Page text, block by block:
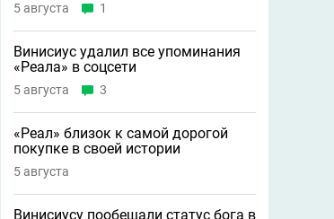
5 августа 1
Винисиус удалил все упоминания
«Реала» в соцсети
5 августа 3
«Реал» близок к самой дорогой
покупке в своей истории
5 августа
Винисиусу пообещали статус бога в